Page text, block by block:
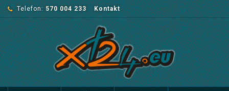
Telefon: 570 004 233 Kontakt